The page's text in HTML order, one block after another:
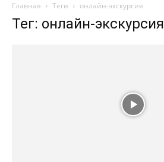
Главная Теги онлайн-экскурсия
Тег: онлайн-экскурсия